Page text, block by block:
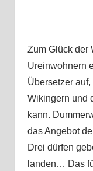
Zum Glück der
Ureinwohnern
Übersetzer
Wikingern und
kann.
das Angebot
Drei dürfen
landen… Das